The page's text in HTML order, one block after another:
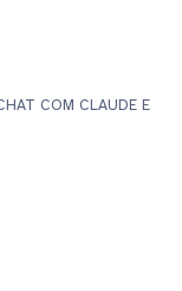
COM CLAUDE E